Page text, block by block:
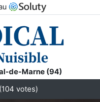
de-Marne (94)
(104 votes)